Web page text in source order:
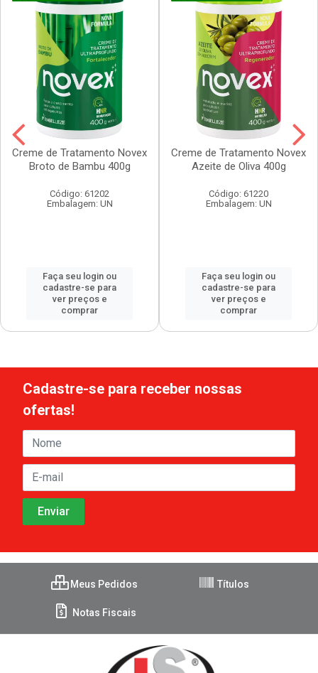
Creme de Tratamento Novex
Broto de Bambu 400g
Código: 61202
Embalagem: UN
Faça seu login ou
cadastre-se para
ver preços e
comprar
Creme de Tratamento Novex
Azeite de Oliva 400g
Código: 61220
Embalagem: UN
Faça seu login ou
cadastre-se para
ver preços e
comprar
Cadastre-se para receber nossas
ofertas!
Meus Pedidos Títulos
Notas Fiscais